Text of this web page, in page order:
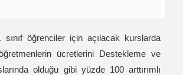
öğrenciler için açılacak kurslarda
ücretlerini Destekleme ve
olduğu gibi yüzde 100 arttırımlı